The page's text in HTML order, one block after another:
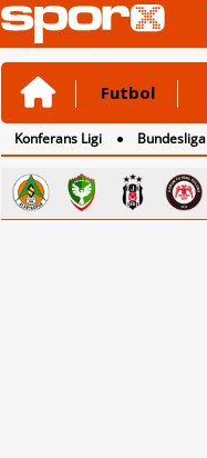
Futbol
Konferans Ligi Bundesliga
2. Lig
3. Lig